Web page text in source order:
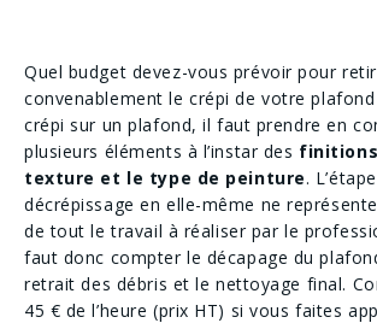
Quel budget devez-vous prévoir pour
convenablement le crépi de votre
crépi sur un plafond, il faut prendre en
plusieurs éléments à l’instar des
texture et le type de peinture.
décrépissage en elle-même ne
de tout le travail à réaliser par le
faut donc compter le décapage du
retrait des débris et le nettoyage final.
45 € de l’heure (prix HT) si vous faites